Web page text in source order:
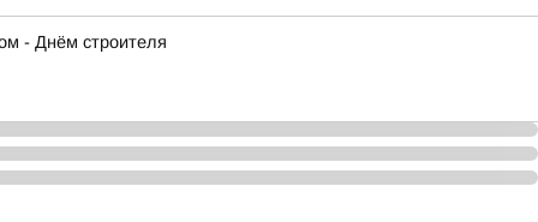
- Днём строителя